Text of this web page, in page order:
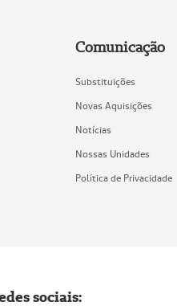
Comunicação
Substituições
Novas Aquisições
Notícias
Nossas Unidades
Política de Privacidade
sociais: